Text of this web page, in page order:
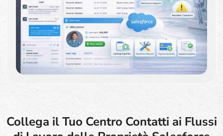
Collega il Tuo Centro Contatti ai Flussi